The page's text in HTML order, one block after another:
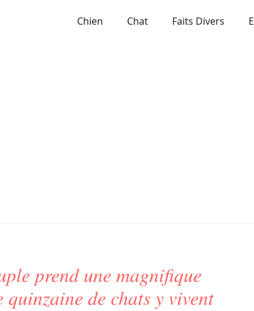
Chien Chat Faits Divers
prend une magnifique
de chats y vivent